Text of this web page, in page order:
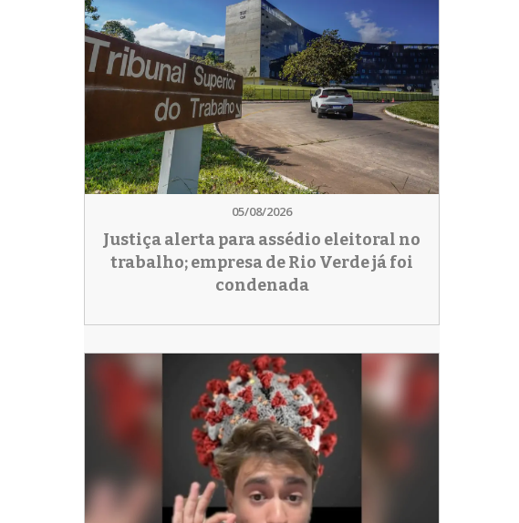
05/08/2026
Justiça alerta para assédio eleitoral no
trabalho; empresa de Rio Verde já foi
condenada